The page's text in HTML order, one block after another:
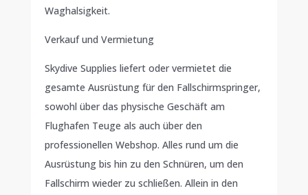
Waghalsigkeit.
Verkauf und Vermietung
Skydive Supplies liefert oder vermietet die
gesamte Ausrüstung für den Fallschirmspringer,
sowohl über das physische Geschäft am
Flughafen Teuge als auch über den
professionellen Webshop. Alles rund um die
Ausrüstung bis hin zu den Schnüren, um den
Fallschirm wieder zu schließen. Allein in den